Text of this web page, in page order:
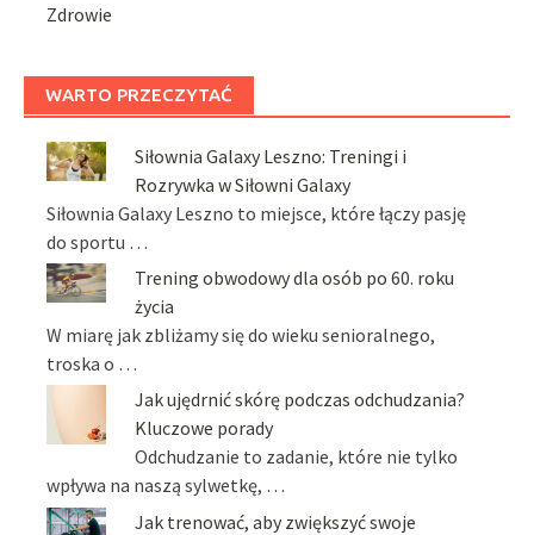
Zdrowie
WARTO PRZECZYTAĆ
Siłownia Galaxy Leszno: Treningi i
Rozrywka w Siłowni Galaxy
Siłownia Galaxy Leszno to miejsce, które łączy pasję
do sportu …
Trening obwodowy dla osób po 60. roku
życia
W miarę jak zbliżamy się do wieku senioralnego,
troska o …
Jak ujędrnić skórę podczas odchudzania?
Kluczowe porady
Odchudzanie to zadanie, które nie tylko
wpływa na naszą sylwetkę, …
Jak trenować, aby zwiększyć swoje